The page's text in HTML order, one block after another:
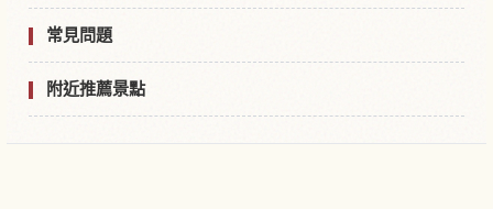
常見問題
附近推薦景點